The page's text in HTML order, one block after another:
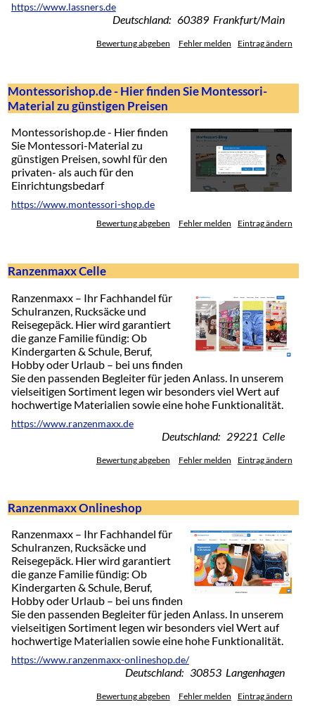
https://www.lassners.de
Deutschland: 60389 Frankfurt/Main
Bewertung abgeben Fehler melden Eintrag ändern
Montessorishop.de - Hier finden Sie Montessori-
Material zu günstigen Preisen
Montessorishop.de - Hier finden
Sie Montessori-Material zu
günstigen Preisen, sowhl für den
privaten- als auch für den
Einrichtungsbedarf
https://www.montessori-shop.de
Bewertung abgeben Fehler melden Eintrag ändern
Ranzenmaxx Celle
Ranzenmaxx – Ihr Fachhandel für
Schulranzen, Rucksäcke und
Reisegepäck. Hier wird garantiert
die ganze Familie fündig: Ob
Kindergarten & Schule, Beruf,
Hobby oder Urlaub – bei uns finden
Sie den passenden Begleiter für jeden Anlass. In unserem
vielseitigen Sortiment legen wir besonders viel Wert auf
hochwertige Materialien sowie eine hohe Funktionalität.
https://www.ranzenmaxx.de
Deutschland: 29221 Celle
Bewertung abgeben Fehler melden Eintrag ändern
Ranzenmaxx Onlineshop
Ranzenmaxx – Ihr Fachhandel für
Schulranzen, Rucksäcke und
Reisegepäck. Hier wird garantiert
die ganze Familie fündig: Ob
Kindergarten & Schule, Beruf,
Hobby oder Urlaub – bei uns finden
Sie den passenden Begleiter für jeden Anlass. In unserem
vielseitigen Sortiment legen wir besonders viel Wert auf
hochwertige Materialien sowie eine hohe Funktionalität.
https://www.ranzenmaxx-onlineshop.de/
Deutschland: 30853 Langenhagen
Bewertung abgeben Fehler melden Eintrag ändern